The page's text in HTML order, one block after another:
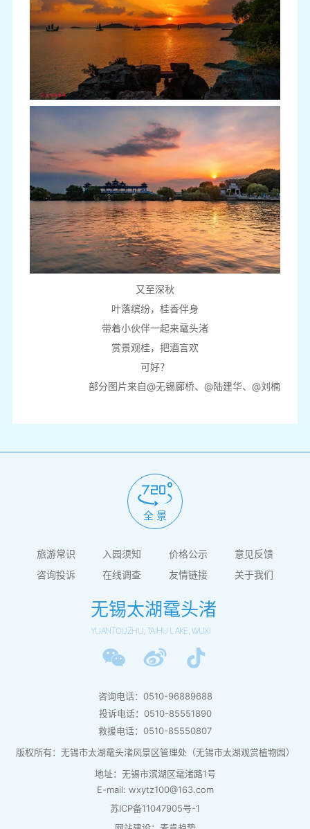
又至深秋
叶落缤纷，桂香伴身
带着小伙伴一起来鼋头渚
赏景观桂，把酒言欢
可好？
部分图片来自@无锡廊桥、@陆建华、@刘楠
全 景
旅游常识 入园须知 价格公示
意见反馈
咨询投诉
在线调查 友情链接 关于我们
无锡太湖鼋头渚
YUANTOUZHU, TAIHU LAKE, WUXI
咨询电话：0510-96889688
投诉电话：0510-85551890
救援电话：0510-85550807
版权所有：无锡市太湖鼋头渚风景区管理处（无锡市太湖观赏植物园）
地址：无锡市滨湖区鼋渚路1号
E-mail: wxytz100@163.com
苏ICP备11047905号-1